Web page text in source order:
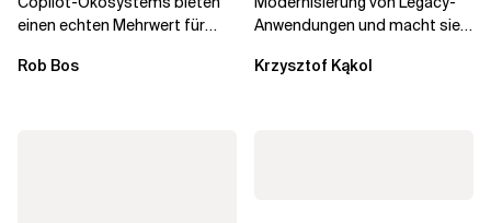
einen echten Mehrwert für
aber auch die...
Rob Bos
Anwendungen und macht sie
Durch die Automatisierung...
Krzysztof Kąkol